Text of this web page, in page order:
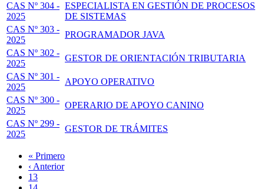
CAS Nº 304 -
2025
ESPECIALISTA EN GESTIÓN DE PROCESOS
DE SISTEMAS
CAS Nº 303 -
2025
PROGRAMADOR JAVA
CAS Nº 302 -
2025
GESTOR DE ORIENTACIÓN TRIBUTARIA
CAS Nº 301 -
2025
APOYO OPERATIVO
CAS Nº 300 -
2025
OPERARIO DE APOYO CANINO
CAS Nº 299 -
2025
GESTOR DE TRÁMITES
Paginación
Primera
página
« Primero
Página
anterior
‹ Anterior
Page
13